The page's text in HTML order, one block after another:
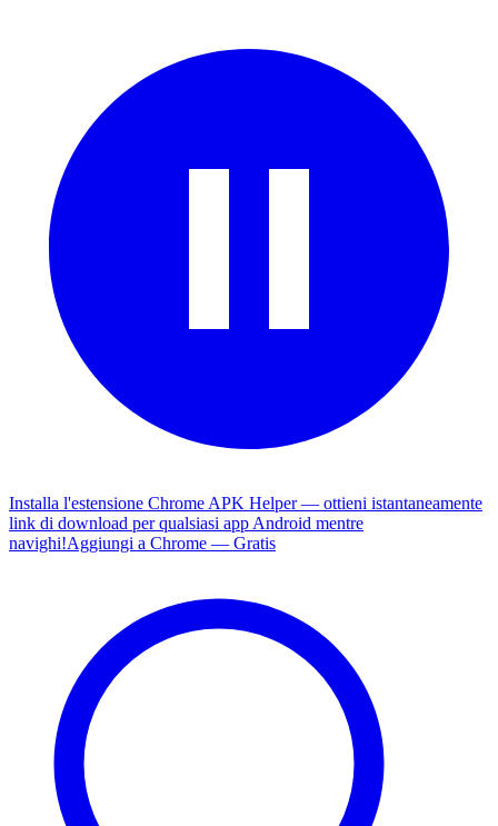
Installa l'estensione Chrome APK Helper — ottieni istantaneamente
link di download per qualsiasi app Android mentre
navighi!Aggiungi a Chrome — Gratis